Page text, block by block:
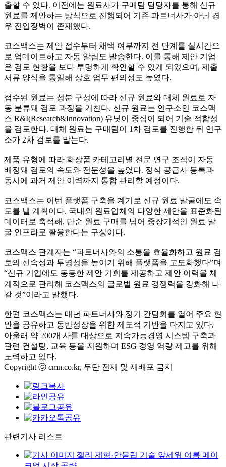
출할 수 있다. 이전에는 원료사가 구매팀 담당자를 통해 신규
원료를 제안하는 방식으로 진행되어 기존 파트너사가 아닌 경
우 진입장벽이 존재했다.
코스맥스는 제안 접수부터 채택 여부까지 전 단계를 실시간으
로 업데이트하고 자동 알림도 발송한다. 이를 통해 제안 기업
은 검토 현황을 보다 투명하게 확인할 수 있게 되었으며, 제출
서류 양식을 통일해 상호 업무 편의성도 높였다.
접수된 원료는 성분 구성에 따라 신규 원료와 대체 원료로 자
동 분류돼 검토 과정을 거친다. 신규 원료는 연구소인 코스맥
스 R&I(Research&Innovation) 유닛이 중심이 되어 기술 적합성
을 검토한다. 대체 원료는 구매팀이 1차 검토를 진행한 뒤 연구
소가 2차 검토를 맡는다.
제품 유형에 따라 화장품 카테고리별 전문 연구 조직이 자동
배정돼 검토의 속도와 전문성을 높였다. 정식 공급사 등록과
동시에 과거 제안 이력까지 통합 관리할 예정이다.
코스맥스는 이번 플랫폼 구축을 계기로 신규 원료 발굴에도 속
도를 낼 계획이다. 국내외 원료업체의 다양한 제안을 표준화된
데이터로 축적해, 단순 원료 구매를 넘어 중장기적인 원료 발
굴 인프라로 활용한다는 구상이다.
코스맥스 관계자는 “파트너사와의 소통을 효율화하고 원료 검
토의 신속성과 투명성을 높이기 위해 플랫폼을 고도화했다”며
“신규 기업에도 동등한 제안 기회를 제공하고 제안 이력을 체
계적으로 관리해 코스맥스의 글로벌 원료 경쟁력을 강화해 나
갈 것”이라고 말했다.
한편 코스맥스는 매년 파트너사와 정기 간담회를 열어 주요 현
안을 공유하고 동반성장을 위한 제도적 기반을 다지고 있다.
아울러 약 200개 사를 대상으로 지속가능경영 시스템 구축과
관련 컨설팅, 교육 등을 지원하며 ESG 경영 역량 제고를 위해
노력하고 있다.
Copyright ⓒ cmn.co.kr, 무단 전재 및 재배포 금지
관련기사 리스트
젤리 제형·안묻립 기술 앞세워 여름 메이